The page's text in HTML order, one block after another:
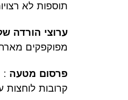
תוספות לא
ערוצי הורדה
מפוקפקים
פרסום מטעה :
קרובות